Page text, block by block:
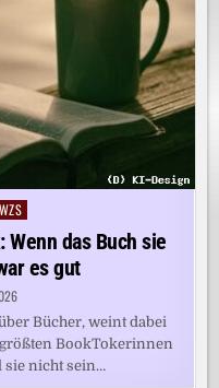
das Buch sie
es gut
Bücher, weint dabei
BookTokerinnen
sie nicht sein…